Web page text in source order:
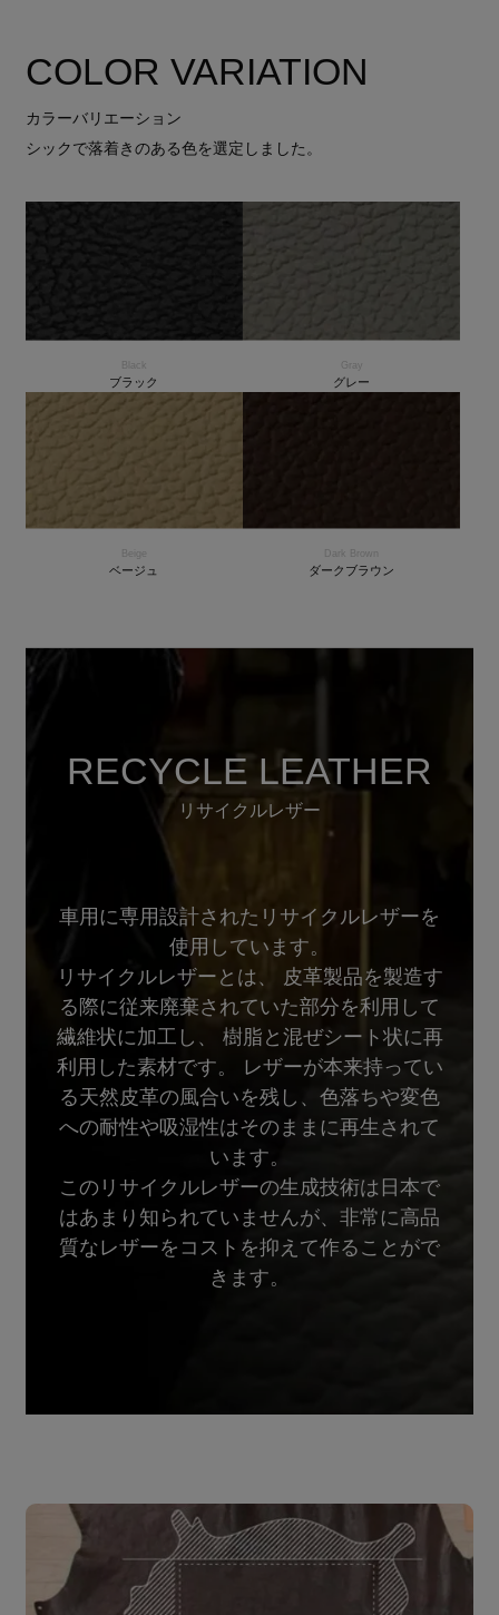
COLOR VARIATION
カラーバリエーション
シックで落着きのある色を選定しました。
ブラック
Gray
グレー
ベージュ
Dark Brown
ダークブラウン
RECYCLE LEATHER
リサイクルレザー
車用に専用設計されたリサイクルレザーを
使用しています。
リサイクルレザーとは、 皮革製品を製造す
る際に従来廃棄されていた部分を利用して
繊維状に加工し、 樹脂と混ぜシート状に再
利用した素材です。 レザーが本来持ってい
る天然皮革の風合いを残し、色落ちや変色
への耐性や吸湿性はそのままに再生されて
います。
このリサイクルレザーの生成技術は日本で
はあまり知られていませんが、非常に高品
質なレザーをコストを抑えて作ることがで
きます。